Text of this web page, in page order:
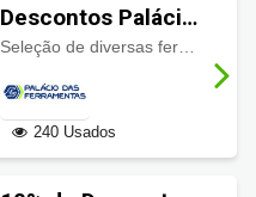
Descontos Palácio
das Ferramentas
240 Usados